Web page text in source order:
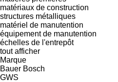
matériaux de construction
structures métalliques
matériel de manutention
équipement de manutention
échelles de l'entrepôt
tout afficher
Marque
Bauer Bosch
GWS